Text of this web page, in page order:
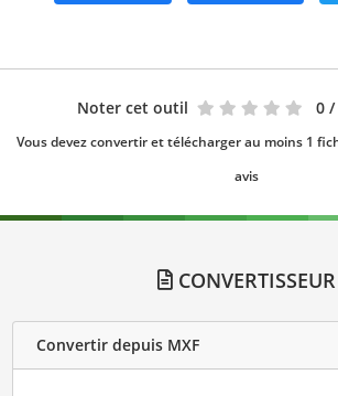
Noter cet outil 0 /
Vous devez convertir et télécharger au moins 1
avis
CONVERTISSEUR
Convertir depuis MXF